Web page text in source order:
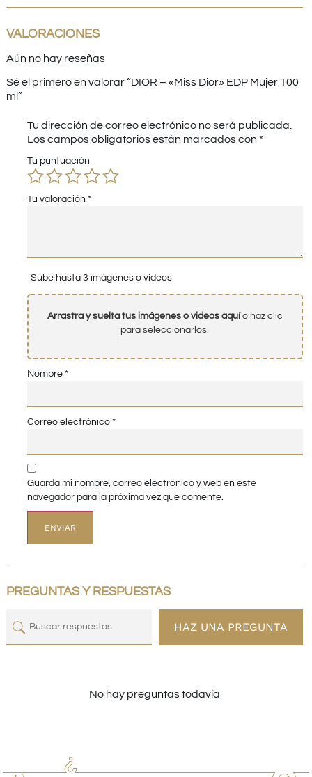
VALORACIONES
Aún no hay reseñas
Sé el primero en valorar “DIOR – «Miss Dior» EDP Mujer 100
ml”
Tu dirección de correo electrónico no será publicada.
Los campos obligatorios están marcados con *
Tu puntuación
Tu valoración *
Sube hasta 3 imágenes o vídeos
Arrastra y suelta tus imágenes o videos aquío haz clic
para seleccionarlos.
Nombre *
Correo electrónico *
Guarda mi nombre, correo electrónico y web en este
navegador para la próxima vez que comente.
PREGUNTAS Y RESPUESTAS
HAZ UNA PREGUNTA
No hay preguntas todavía